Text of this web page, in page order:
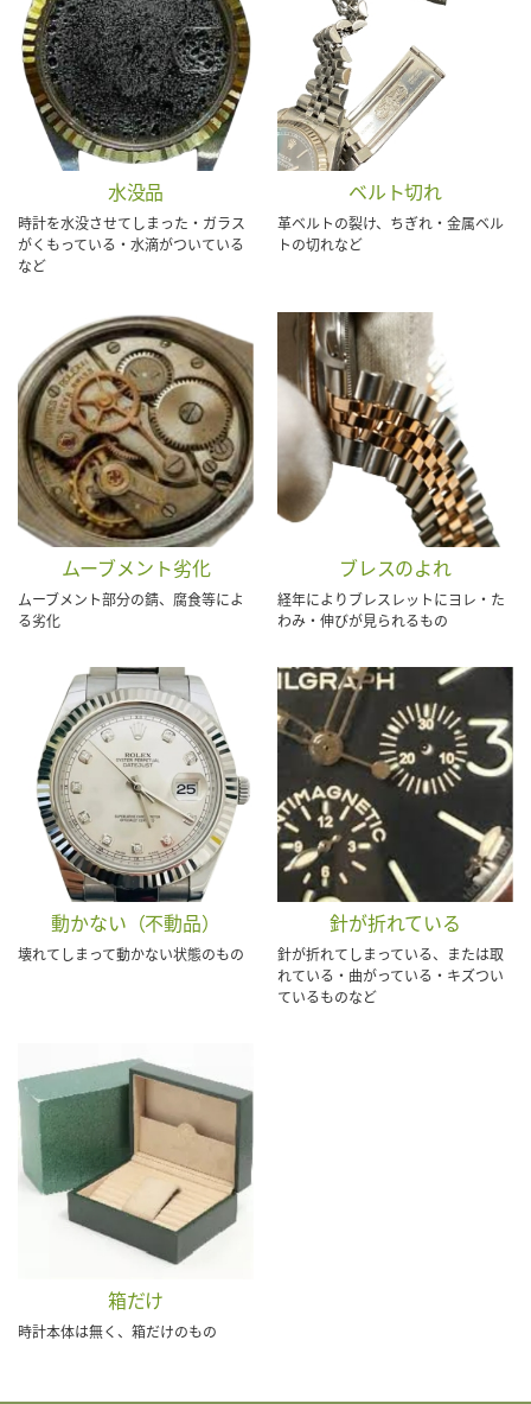
水没品
時計を水没させてしまった・ガラス
がくもっている・水滴がついている
など
ベルト切れ
革ベルトの裂け、ちぎれ・金属ベル
トの切れなど
ムーブメント劣化
ムーブメント部分の錆、腐食等によ
る劣化
ブレスのよれ
経年によりブレスレットにヨレ・た
わみ・伸びが見られるもの
動かない（不動品）
壊れてしまって動かない状態のもの
針が折れている
針が折れてしまっている、または取
れている・曲がっている・キズつい
ているものなど
箱だけ
時計本体は無く、箱だけのもの